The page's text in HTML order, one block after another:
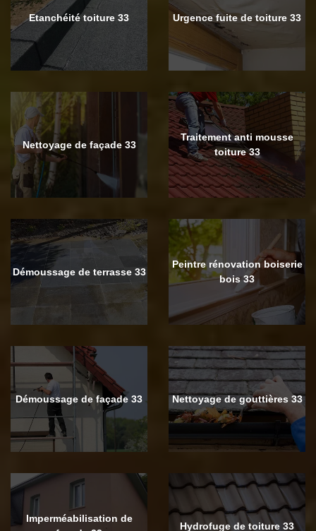
Etanchéité toiture 33 Urgence fuite de toiture 33
Nettoyage de façade 33
Traitement anti mousse
toiture 33
Démoussage de terrasse 33
Peintre rénovation boiserie
bois 33
Démoussage de façade 33 Nettoyage de gouttières 33
Imperméabilisation de
Hydrofuge de toiture 33